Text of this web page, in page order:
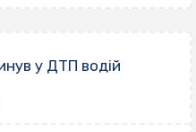
у ДТП водій